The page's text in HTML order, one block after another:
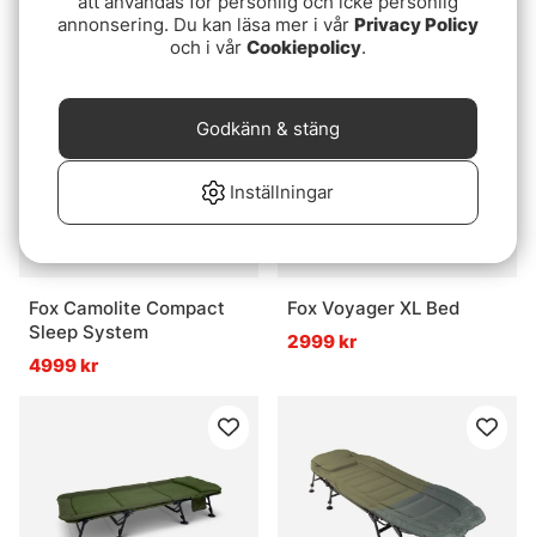
5299 kr
Fox Camolite Compact
Sleep System
4999 kr
Fox Voyager XL Bed
2999 kr
annonsering. Du kan läsa mer i vår Privacy Policy
och i vår Cookiepolicy.
Inställningar
Godkänn & stäng